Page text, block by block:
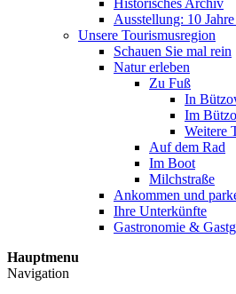
Ausstellung: 10
Unsere Tourismusregion
Schauen Sie mal rein
Natur erleben
Zu Fuß
In
Im
Weitere
Auf dem Rad
Im Boot
Milchstraße
Ankommen und
Ihre Unterkünfte
Gastronomie &
Hauptmenu
Navigation